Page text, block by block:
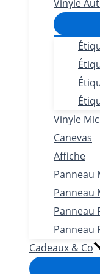
Vinyle
Vinyle
Canevas
Affiche
Panneau
Panneau
Panneau
Panneau
Cadeaux & Co